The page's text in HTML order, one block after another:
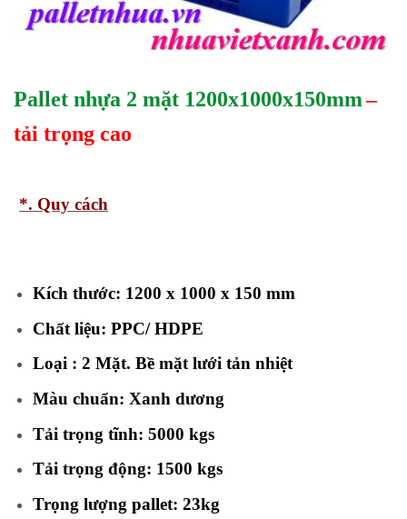
Pallet nhựa 2 mặt 1200x1000x150mm–
tải trọng cao
*. Quy cách
Kích thước: 1200 x 1000 x 150 mm
Chất liệu: PPC/ HDPE
Loại : 2 Mặt. Bề mặt lưới tản nhiệt
Màu chuẩn: Xanh dương
Tải trọng tĩnh: 5000 kgs
Tải trọng động: 1500 kgs
Trọng lượng pallet: 23kg